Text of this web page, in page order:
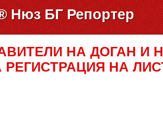
Нюз БГ Репортер
НА ДОГАН И
РЕГИСТРАЦИЯ НА